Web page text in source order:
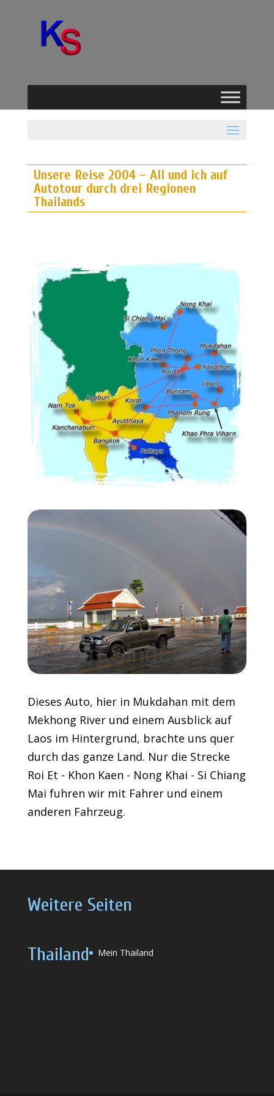
Unsere Reise 2004 – All und ich auf
Autotour durch drei Regionen
Thailands
Dieses Auto, hier in Mukdahan mit dem
Mekhong River und einem Ausblick auf
Laos im Hintergrund, brachte uns quer
durch das ganze Land. Nur die Strecke
Roi Et - Khon Kaen - Nong Khai - Si Chiang
Mai fuhren wir mit Fahrer und einem
anderen Fahrzeug.
Weitere Seiten
Thailand Mein Thailand